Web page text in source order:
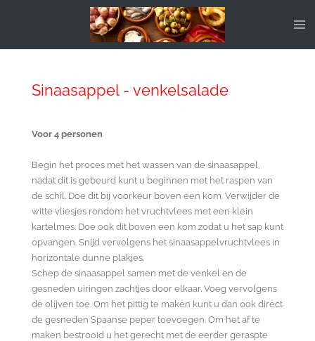
Sinaasappel - venkelsalade
Voor 4 personen
Begin het proces met het wassen van de sinaasappel,
nadat dit is gebeurd kunt u beginnen met het raspen van
de schil. Doe dit bij voorkeur boven een kom. Verwijder de
witte vliesjes rondom het vruchtvlees met een klein
kartelmes. Doe ook dit boven een kom zodat u het sap kunt
opvangen. Snijd vervolgens het sinaasappelvruchtvlees in
horizontale dunne plakjes.
Schep de sinaasappel samen met de venkel en de
gesneden uiringen zachtjes door elkaar. Voeg vervolgens
de olijven toe. Om het pittig te maken kunt u dan ook direct
de gesneden Spaanse peper toevoegen. Om het af te
maken bestrooid u het gerecht met de eerder geraspte